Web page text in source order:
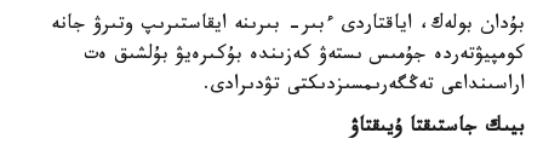
بۇدان بولەك، اياقتاردى ءبىر- بىرىنە ايقاستىرىپ وتىرۋ جانە
كومپيۋتەردە جۇمىس ىستەۋ كەزىندە بۇكىرەيۋ بۇلشىق ەت
اراسىنداعى تەڭگەرىمسىزدىكتى تۋدىرادى.
بيىك جاستىقتا ۇيىقتاۋ